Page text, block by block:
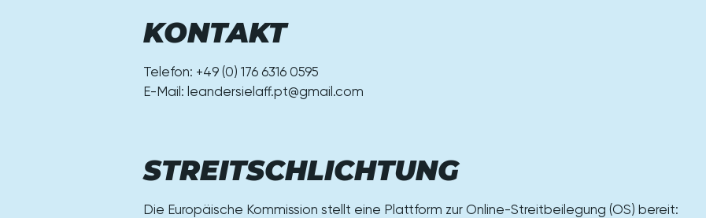
KONTAKT
Telefon: +49 (0) 176 6316 0595
E-Mail: leandersielaff.pt@gmail.com
STREITSCHLICHTUNG
Die Europäische Kommission stellt eine Plattform zur Online-Streitbeilegung (OS) bereit: